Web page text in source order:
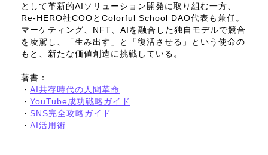
として革新的AIソリューション開発に取り組む一方、
Re-HERO社COOとColorful School DAO代表も兼任。
マーケティング、NFT、AIを融合した独自モデルで競合
を凌駕し、「生み出す」と「復活させる」という使命の
もと、新たな価値創造に挑戦している。
著書：
・ AI共存時代の人間革命
・ YouTube成功戦略ガイド
・ SNS完全攻略ガイド
・ AI活用術